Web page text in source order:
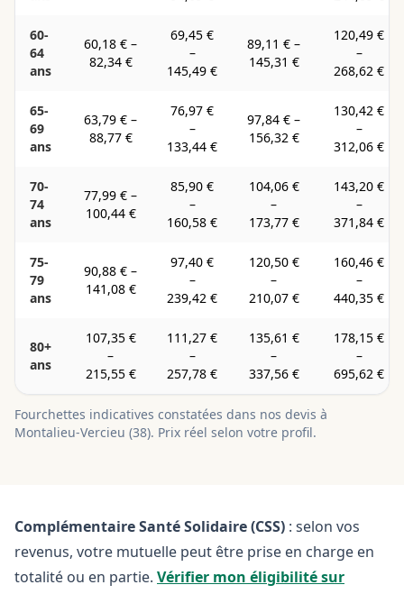
60-
64
ans
60,18 € –
82,34 €
69,45 €
–
145,49 €
89,11 € –
145,31 €
120,49 €
–
268,62 €
65-
69
ans
63,79 € –
88,77 €
76,97 €
–
133,44 €
97,84 € –
156,32 €
130,42 €
–
312,06 €
70-
74
ans
77,99 € –
100,44 €
85,90 €
–
160,58 €
104,06 €
–
173,77 €
143,20 €
–
371,84 €
75-
79
ans
90,88 € –
141,08 €
97,40 €
–
239,42 €
120,50 €
–
210,07 €
160,46 €
–
440,35 €
80+
ans
107,35 €
–
215,55 €
111,27 €
–
257,78 €
135,61 €
–
337,56 €
178,15 €
–
695,62 €
Fourchettes indicatives constatées dans nos devis à
Montalieu-Vercieu (38). Prix réel selon votre profil.
Complémentaire Santé Solidaire (CSS) : selon vos
revenus, votre mutuelle peut être prise en charge en
totalité ou en partie. Vérifier mon éligibilité sur